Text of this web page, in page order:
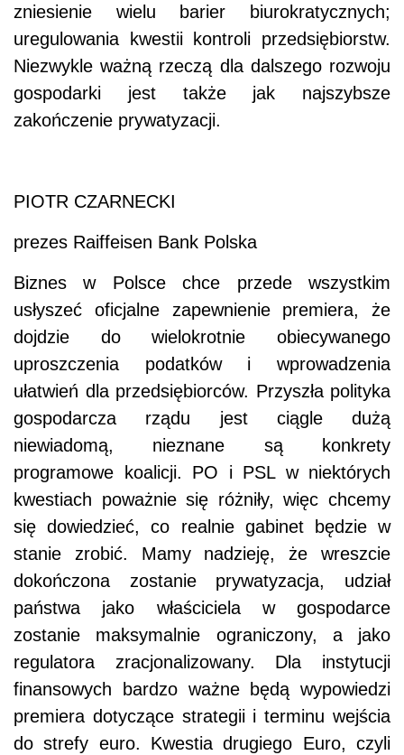
zniesienie wielu barier biurokratycznych;
uregulowania kwestii kontroli przedsiębiorstw.
Niezwykle ważną rzeczą dla dalszego rozwoju
gospodarki jest także jak najszybsze
zakończenie prywatyzacji.
PIOTR CZARNECKI
prezes Raiffeisen Bank Polska
Biznes w Polsce chce przede wszystkim
usłyszeć oficjalne zapewnienie premiera, że
dojdzie do wielokrotnie obiecywanego
uproszczenia podatków i wprowadzenia
ułatwień dla przedsiębiorców. Przyszła polityka
gospodarcza rządu jest ciągle dużą
niewiadomą, nieznane są konkrety
programowe koalicji. PO i PSL w niektórych
kwestiach poważnie się różniły, więc chcemy
się dowiedzieć, co realnie gabinet będzie w
stanie zrobić. Mamy nadzieję, że wreszcie
dokończona zostanie prywatyzacja, udział
państwa jako właściciela w gospodarce
zostanie maksymalnie ograniczony, a jako
regulatora zracjonalizowany. Dla instytucji
finansowych bardzo ważne będą wypowiedzi
premiera dotyczące strategii i terminu wejścia
do strefy euro. Kwestia drugiego Euro, czyli